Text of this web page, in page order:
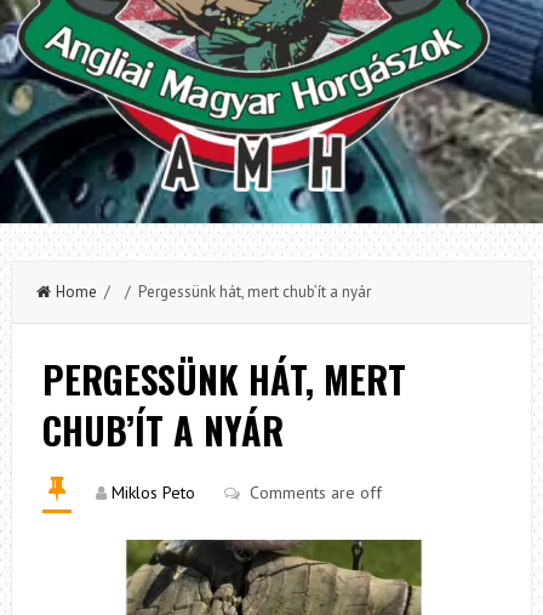
Home / / Pergessünk hát, mert chub’ít a nyár
PERGESSÜNK HÁT, MERT
CHUB’ÍT A NYÁR
Miklos Peto Comments are off